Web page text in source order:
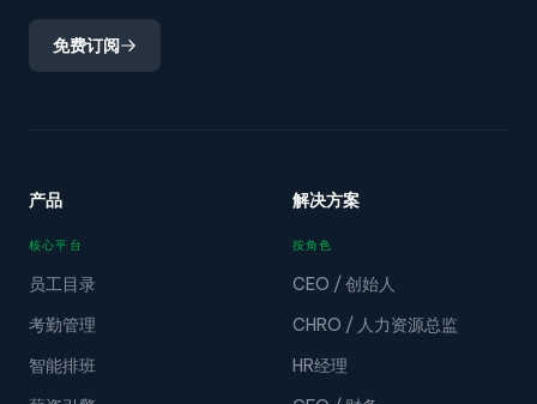
免费订阅
产品
核心平台
员工目录
考勤管理
智能排班
解决方案
按角色
CEO / 创始人
CHRO / 人力资源总监
HR经理